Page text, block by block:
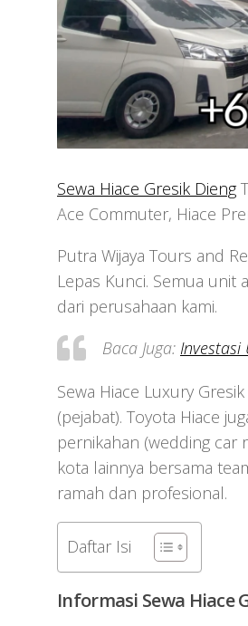
Sewa Hiace Gresik Dieng
Ace Commuter, Hiace
Putra Wijaya Tours and
Lepas Kunci. Semua unit
dari perusahaan kami.
Baca Juga: Investasi
Sewa Hiace Luxury
(pejabat). Toyota Hiace
pernikahan (wedding car
kota lainnya bersama
ramah dan profesional.
Daftar Isi
Informasi Sewa Hiace